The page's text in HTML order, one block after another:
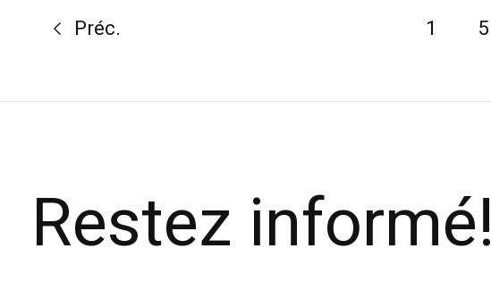
Préc. 1 5
Restez informé!